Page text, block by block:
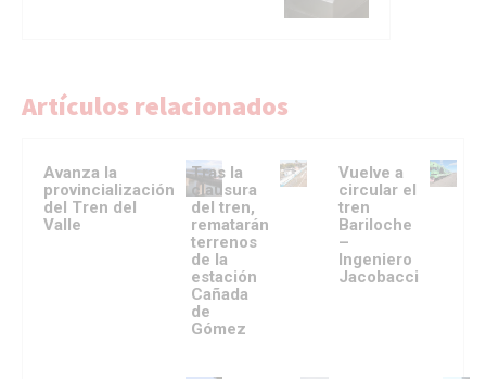
Artículos relacionados
Avanza la
provincialización
del Tren del
Valle
Tras la
clausura
del tren,
rematarán
terrenos
de la
estación
Cañada
de
Gómez
Vuelve a
circular el
tren
Bariloche
–
Ingeniero
Jacobacci